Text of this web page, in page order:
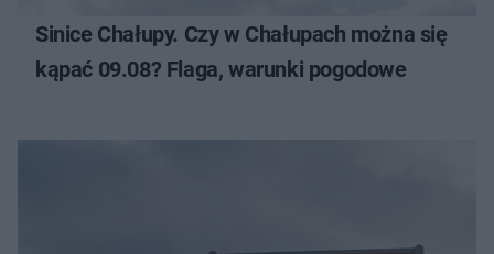
Sinice Chałupy. Czy w Chałupach można się
kąpać 09.08? Flaga, warunki pogodowe